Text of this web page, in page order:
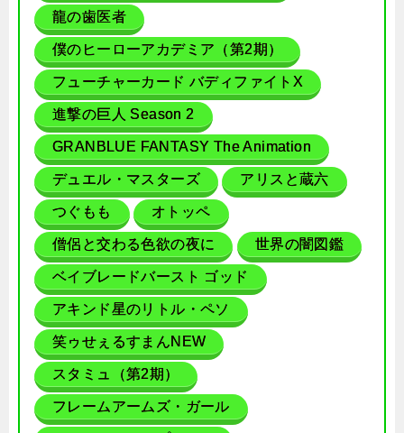
龍の歯医者
僕のヒーローアカデミア（第2期）
フューチャーカード バディファイトX
進撃の巨人 Season 2
GRANBLUE FANTASY The Animation
デュエル・マスターズ アリスと蔵六
つぐもも オトッペ
僧侶と交わる色欲の夜に 世界の闇図鑑
ベイブレードバースト ゴッド
アキンド星のリトル・ペソ
笑ゥせぇるすまんNEW
スタミュ（第2期）
フレームアームズ・ガール